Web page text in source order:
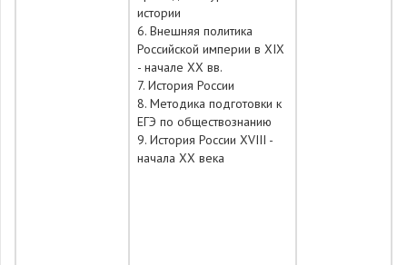
истории
6. Внешняя политика
Российской империи в XIX
- начале XX вв.
7. История России
8. Методика подготовки к
ЕГЭ по обществознанию
9. История России XVIII -
начала XX века